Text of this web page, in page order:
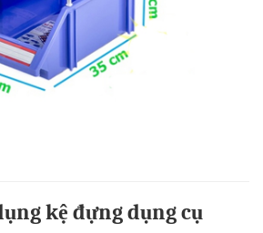
kệ đựng dụng cụ